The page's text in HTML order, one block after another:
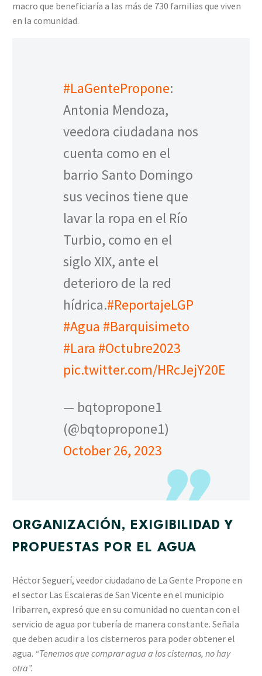
macro que beneficiaría a las más de 730 familias que viven
en la comunidad.
#LaGentePropone:
Antonia Mendoza,
veedora ciudadana nos
cuenta como en el
barrio Santo Domingo
sus vecinos tiene que
lavar la ropa en el Río
Turbio, como en el
siglo XIX, ante el
deterioro de la red
hídrica.#ReportajeLGP
#Agua #Barquisimeto
#Lara #Octubre2023
pic.twitter.com/HRcJejY20E
— bqtopropone1
(@bqtopropone1)
October 26, 2023
ORGANIZACIÓN, EXIGIBILIDAD Y
PROPUESTAS POR EL AGUA
Héctor Seguerí, veedor ciudadano de La Gente Propone en
el sector Las Escaleras de San Vicente en el municipio
Iribarren, expresó que en su comunidad no cuentan con el
servicio de agua por tubería de manera constante. Señala
que deben acudir a los cisterneros para poder obtener el
agua. “Tenemos que comprar agua a los cisternas, no hay
otra”.